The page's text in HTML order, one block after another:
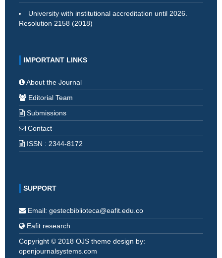
University with institutional accreditation until 2026.
Resolution 2158 (2018)
IMPORTANT LINKS
About the Journal
Editorial Team
Submissions
Contact
ISSN : 2344-8172
SUPPORT
Email: gestecbiblioteca@eafit.edu.co
Eafit research
Copyright © 2018 OJS theme design by:
openjournalsystems.com